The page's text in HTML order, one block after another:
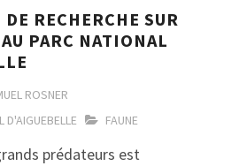
RECHERCHE SUR
PARC NATIONAL
ROSNER
D'AIGUEBELLE
FAUNE
prédateurs est